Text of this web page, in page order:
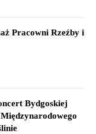
Pracowni Rzeźby i
Bydgoskiej